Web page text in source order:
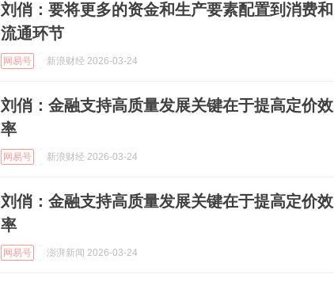
刘俏：要将更多的资金和生产要素配置到消费和
流通环节
网易号 新浪财经 2026-03-24
刘俏：金融支持高质量发展关键在于提高定价效
率
网易号 新浪财经 2026-03-24
刘俏：金融支持高质量发展关键在于提高定价效
率
网易号 澎湃新闻 2026-03-24